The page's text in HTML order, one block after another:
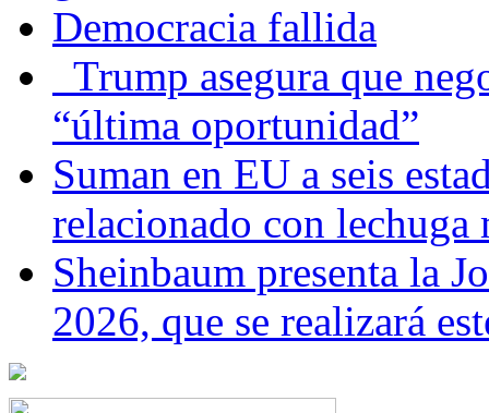
Democracia fallida
Trump asegura que
“última oportunidad”
Suman en EU a seis
relacionado con lechuga
Sheinbaum presenta la
2026, que se realizará